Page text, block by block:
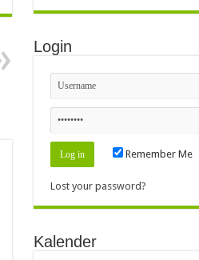
Login
Remember Me
Lost your password?
Kalender